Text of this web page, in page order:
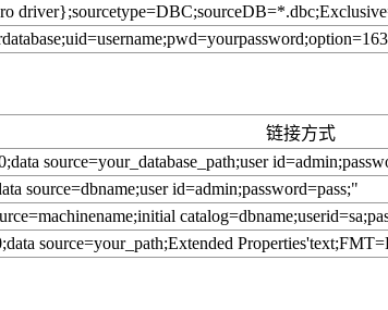
链接方式
source=your_database_path;user
source=dbname;user id=admin;password=pass;"
source=your_path;Extended